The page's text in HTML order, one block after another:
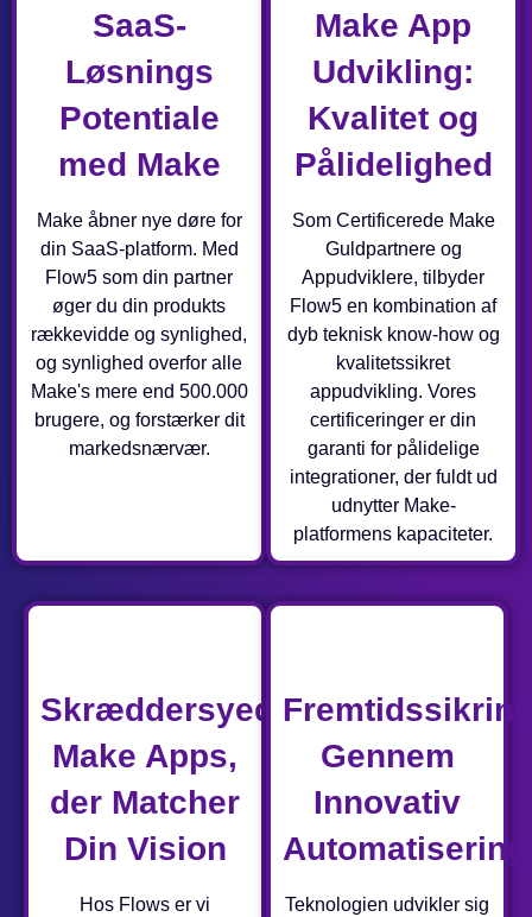
SaaS-
Løsnings
Potentiale
med Make
Make åbner nye døre for
din SaaS-platform. Med
Flow5 som din partner
øger du din produkts
rækkevidde og synlighed,
og synlighed overfor alle
Make's mere end 500.000
brugere, og forstærker dit
markedsnærvær.
Make App
Udvikling:
Kvalitet og
Pålidelighed
Som Certificerede Make
Guldpartnere og
Appudviklere, tilbyder
Flow5 en kombination af
dyb teknisk know-how og
kvalitetssikret
appudvikling. Vores
certificeringer er din
garanti for pålidelige
integrationer, der fuldt ud
udnytter Make-
platformens kapaciteter.
Skræddersyede
Make Apps,
der Matcher
Din Vision
Hos Flows er vi
Gennem
Innovativ
Automatisering
Teknologien udvikler sig